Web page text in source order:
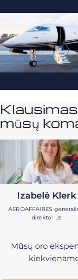
mūsų
Izabelė Klerk
AEROAFFAIRES
direktorius
Mūsų oro